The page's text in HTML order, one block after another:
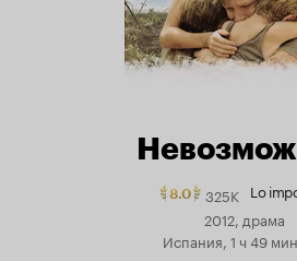
8.0Рейтинг
Кинопоиска
топ
325K Lo
2012, драма
Испания, 1 ч 49